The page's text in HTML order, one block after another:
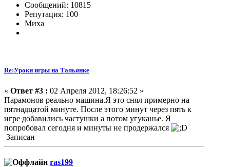
Сообщений: 10815
Репутация: 100
Миха
Re:Уроки игры на Тальянке
« Ответ #3 : 02 Апреля 2012, 18:26:52 »
Парамонов реально машина.Я это снял примерно на
пятнадцатой минуте. После этого минут через пять к
игре добавились частушки а потом угуканье. Я
попробовал сегодня и минуты не продержался
Записан
ras199